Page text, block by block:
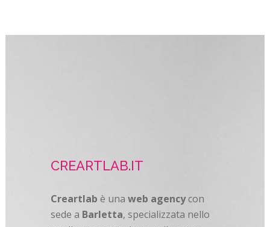
CREARTLAB.IT
Creartlab è una web agencycon
sede a Barletta, specializzata nello